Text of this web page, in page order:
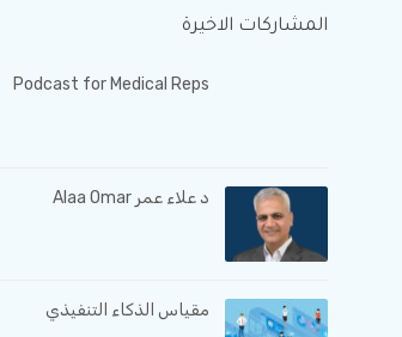
المشاركات الاخيرة
Podcast for Medical Reps
د علاء عمر Alaa Omar
مقياس الذكاء التنفيذي